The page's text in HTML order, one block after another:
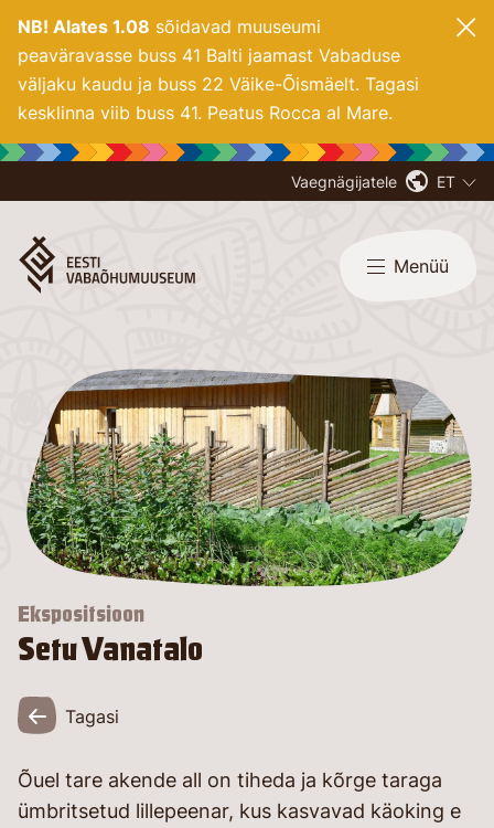
NB! Alates 1.08 sõidavad muuseumi
peaväravasse buss 41 Balti jaamast Vabaduse
väljaku kaudu ja buss 22 Väike-Õismäelt. Tagasi
kesklinna viib buss 41. Peatus Rocca al Mare.
Vaegnägijatele ET
Menüü
Ekspositsioon
Setu Vanatalo
Tagasi
Õuel tare akende all on tiheda ja kõrge taraga
ümbritsetud lillepeenar, kus kasvavad käoking e